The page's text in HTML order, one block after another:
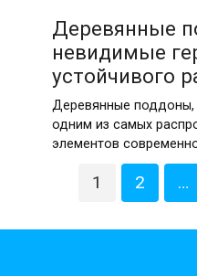
Деревянные
невидимые
устойчивого
Деревянные поддоны,
одним из самых
элементов
1 2 …